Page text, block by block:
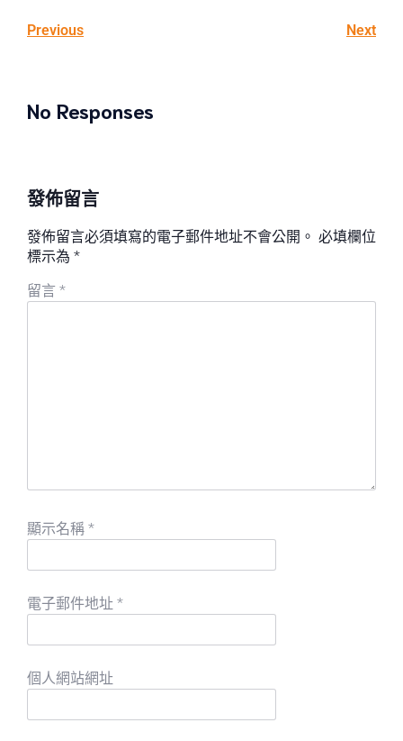
Previous Next
No Responses
發佈留言
發佈留言必須填寫的電子郵件地址不會公開。 必填欄位
標示為 *
留言 *
顯示名稱 *
電子郵件地址 *
個人網站網址